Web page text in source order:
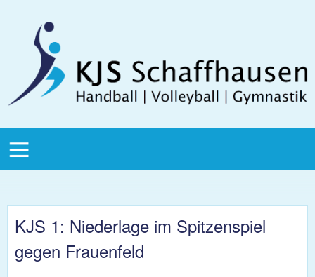
Schaffhausen
Menu
KJS 1: Niederlage im Spitzenspiel
gegen Frauenfeld